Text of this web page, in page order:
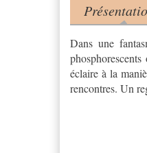
Product
(onglet
Dans une
phosphorescents où un homme et une femme se cherchent,
éclaire à la